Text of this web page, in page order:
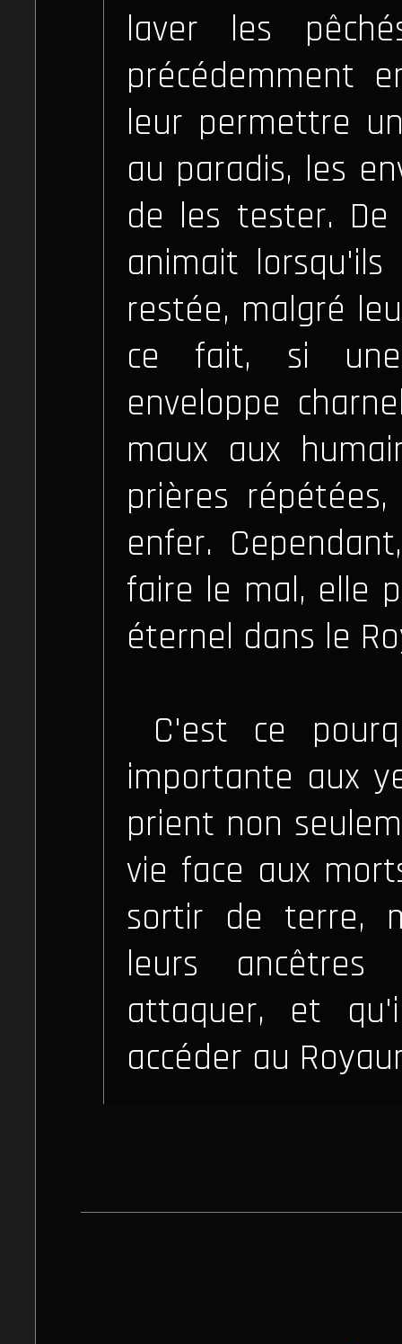
laver les
précédemment
leur permettre
au paradis, les
de les tester.
animait
restée, malgré
ce fait, si
enveloppe
maux aux
prières
enfer.
faire le mal, elle
éternel dans le
C'est ce
importante aux
prient non
vie face aux
sortir de terre,
leurs
attaquer, et
accéder au